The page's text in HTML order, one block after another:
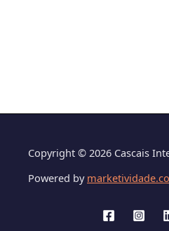
Copyright © 2026 Cascais
Powered by